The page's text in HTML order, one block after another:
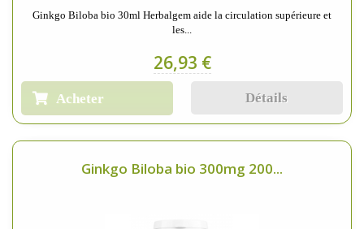
Ginkgo Biloba bio 30ml Herbalgem aide la circulation supérieure et
les...
26,93 €
Acheter Détails
Ginkgo Biloba bio 300mg 200...